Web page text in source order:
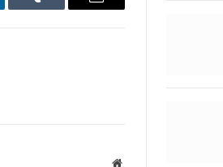
Tumblr Email
Website